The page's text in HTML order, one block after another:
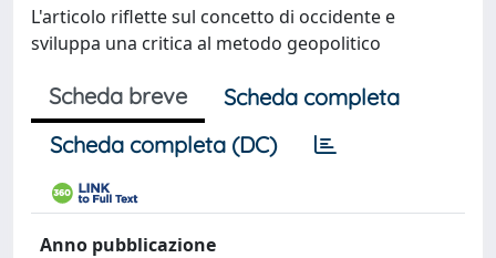
L'articolo riflette sul concetto di occidente e
sviluppa una critica al metodo geopolitico
Scheda breve
Scheda completa
Scheda completa (DC)
Anno pubblicazione